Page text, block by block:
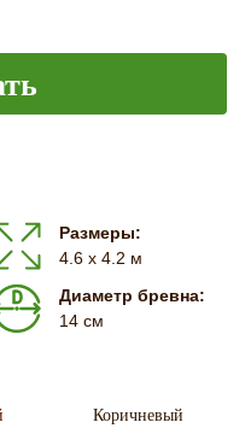
Размеры:
4.6 х 4.2 м
Диаметр бревна:
14 см
Коричневый